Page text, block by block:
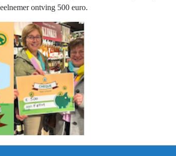
ontving 500 euro.